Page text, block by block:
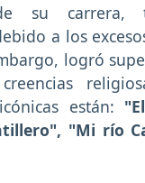
su carrera,
a los
logró
están:
"Mi río